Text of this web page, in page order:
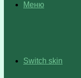
Меню
Switch skin